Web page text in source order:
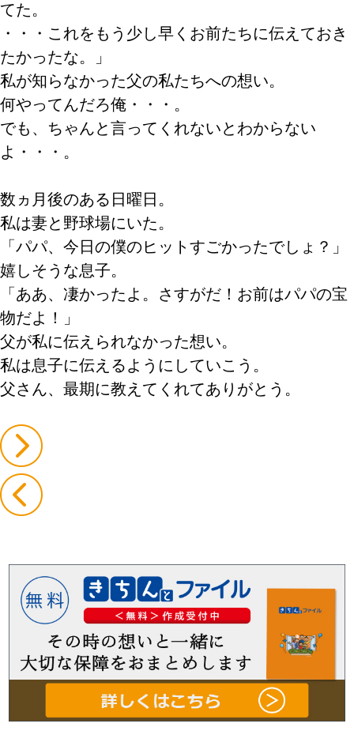
てた。
・・・これをもう少し早くお前たちに伝えておき
たかったな。」
私が知らなかった父の私たちへの想い。
何やってんだろ俺・・・。
でも、ちゃんと言ってくれないとわからない
よ・・・。
数ヵ月後のある日曜日。
私は妻と野球場にいた。
「パパ、今日の僕のヒットすごかったでしょ？」
嬉しそうな息子。
「ああ、凄かったよ。さすがだ！お前はパパの宝
物だよ！」
父が私に伝えられなかった想い。
私は息子に伝えるようにしていこう。
父さん、最期に教えてくれてありがとう。